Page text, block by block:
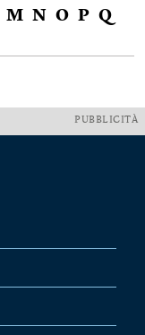
M N O P Q
PUBBLICITÀ